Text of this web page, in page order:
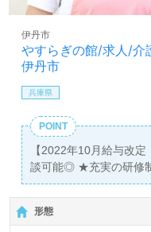
やすらぎの館/求人/
伊丹市
伊丹市
兵庫県
POINT
【2022年10月給与改
談可能◎ ★充実の研修
アアップの両立を目指
しながら活躍するスタ
中。お気軽にお問い合
形態